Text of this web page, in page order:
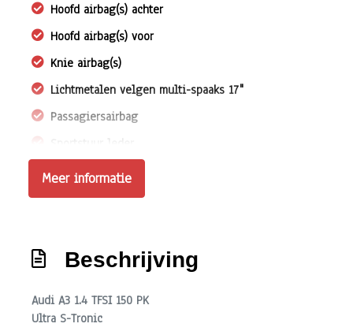
Hoofd airbag(s) achter
Hoofd airbag(s) voor
Knie airbag(s)
Lichtmetalen velgen multi-spaaks 17"
Passagiersairbag
Zij airbag(s) voor
Interieur
Airco
Aluminium interieur afwerking
Binnenspiegel automatisch dimmend
Meer informatie
Beschrijving
Audi A3 1.4 TFSI 150 PK
Ultra S-Tronic